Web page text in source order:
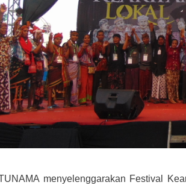
menyelenggarakan Festival